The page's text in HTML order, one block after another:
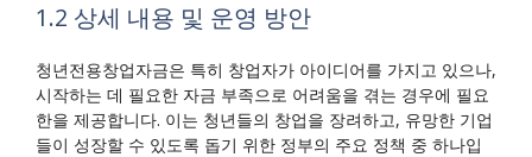
1.2 상세 내용 및 운영 방안
청년전용창업자금은 특히 창업자가 아이디어를 가지고 있으나,
시작하는 데 필요한 자금 부족으로 어려움을 겪는 경우에 필요
한을 제공합니다. 이는 청년들의 창업을 장려하고, 유망한 기업
들이 성장할 수 있도록 돕기 위한 정부의 주요 정책 중 하나입